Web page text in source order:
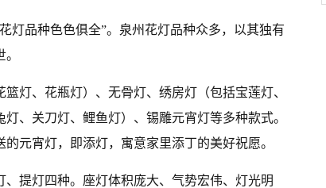
灯品种色色俱全”。泉州花灯品种众多，以其独有
灯、花瓶灯）、无骨灯、绣房灯（包括宝莲灯、
、关刀灯、鲤鱼灯）、锡雕元宵灯等多种款式。
元宵灯，即添灯，寓意家里添丁的美好祝愿。
提灯四种。座灯体积庞大、气势宏伟、灯光明